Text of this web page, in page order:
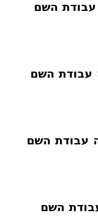
עבודת השם
עבודת השם
עבודת השם
השם